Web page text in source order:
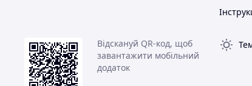
Відскануй QR-код, щоб
завантажити мобільний
додаток